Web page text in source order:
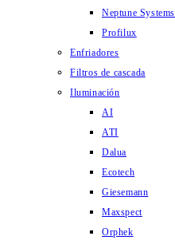
Neptune Systems
Profilux
Enfriadores
Filtros de cascada
Iluminación
AI
ATI
Dalua
Ecotech
Giesemann
Maxspect
Orphek